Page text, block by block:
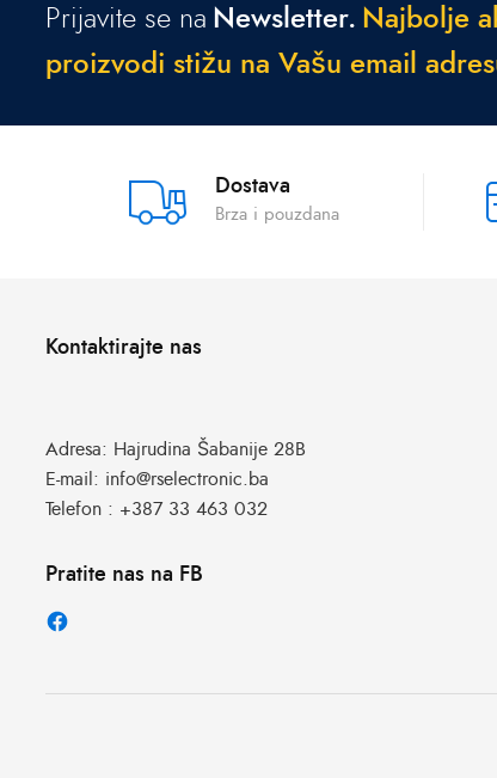
Prijavite se na Newsletter. Naj bo je a
proizvod i stižu na Vašu emai ad res
Dostava
Brza i pouzdana
Kontaktirajte nas
Adresa: Hajrudina Šabanije 28B
E-mail: info@rselectronic.ba
Telefon : +387 33 463 032
Pratite nas na FB